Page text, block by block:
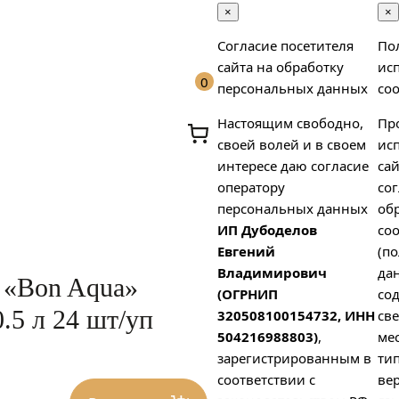
0
Aqua»
л 24 шт/уп
×
Согласие посетителя
сайта на обработку
персональных данных
Настоящим свободно,
своей волей и в своем
интересе даю согласие
оператору
персональных данных
ИП Дубоделов
Евгений
Владимирович
(ОГРНИП
320508100154732, ИНН
504216988803),
зарегистрированным в
соответствии с
×